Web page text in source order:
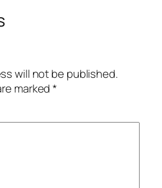
will not be published.
marked*